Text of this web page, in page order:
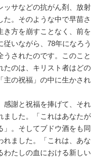
ッサなどの抗がん剤、放射
。そのような中で早苗さ
き方を崩すことなく、前を
いながら、78年になろう
うされたのです。このこと
たのは、キリスト者はどの
主の祝福」の中に生かされ
謝と祝福を捧げて、それ
ました。「これはあなたが
」。そしてブドウ酒をも同
れました。「これは、あな
わたしの血における新しい